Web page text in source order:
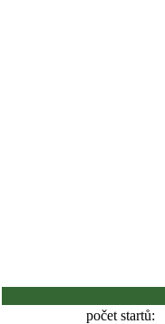
počet startů: